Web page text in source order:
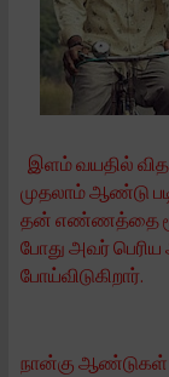
இளம் வயதில்
முதலாம் ஆண்டு
தன் எண்ணத்தை
போது அவர் பெரிய
போய்விடுகிறார்.
நான்கு ஆண்டுகள்